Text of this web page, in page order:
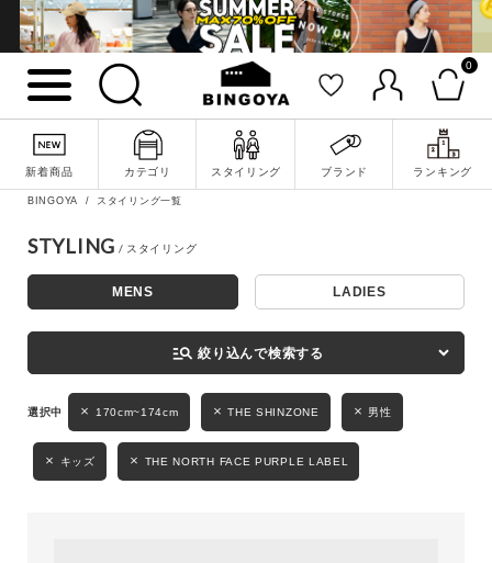
0
新着商品 カテゴリ スタイリング ブランド ランキング
詳細検索
キーワード
性別
MENS LADIES KIDS
BINGOYA スタイリング一覧
STYLING
MENS LADIES
manage_search 絞り込んで検索する
170cm~174cm THE SHINZONE 男性
キッズ THE NORTH FACE PURPLE LABEL